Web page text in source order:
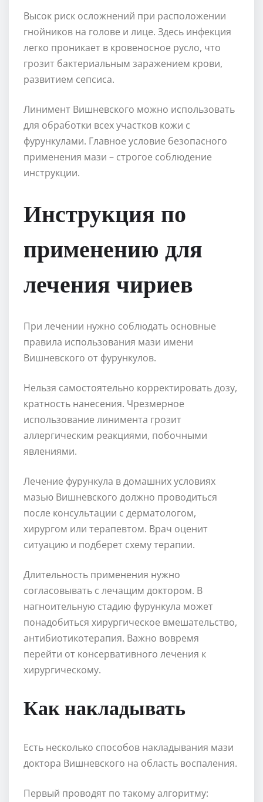
Высок риск осложнений при расположении
гнойников на голове и лице. Здесь инфекция
легко проникает в кровеносное русло, что
грозит бактериальным заражением крови,
развитием сепсиса.
Линимент Вишневского можно использовать
для обработки всех участков кожи с
фурункулами. Главное условие безопасного
применения мази – строгое соблюдение
инструкции.
Инструкция по
применению для
лечения чириев
При лечении нужно соблюдать основные
правила использования мази имени
Вишневского от фурункулов.
Нельзя самостоятельно корректировать дозу,
кратность нанесения. Чрезмерное
использование линимента грозит
аллергическим реакциями, побочными
явлениями.
Лечение фурункула в домашних условиях
мазью Вишневского должно проводиться
после консультации с дерматологом,
хирургом или терапевтом. Врач оценит
ситуацию и подберет схему терапии.
Длительность применения нужно
согласовывать с лечащим доктором. В
нагноительную стадию фурункула может
понадобиться хирургическое вмешательство,
антибиотикотерапия. Важно вовремя
перейти от консервативного лечения к
хирургическому.
Как накладывать
Есть несколько способов накладывания мази
доктора Вишневского на область воспаления.
Первый проводят по такому алгоритму: